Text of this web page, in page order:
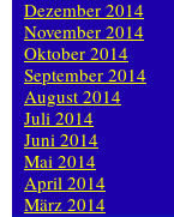
Dezember 2014
November 2014
Oktober 2014
September 2014
August 2014
Juli 2014
Juni 2014
Mai 2014
April 2014
März 2014